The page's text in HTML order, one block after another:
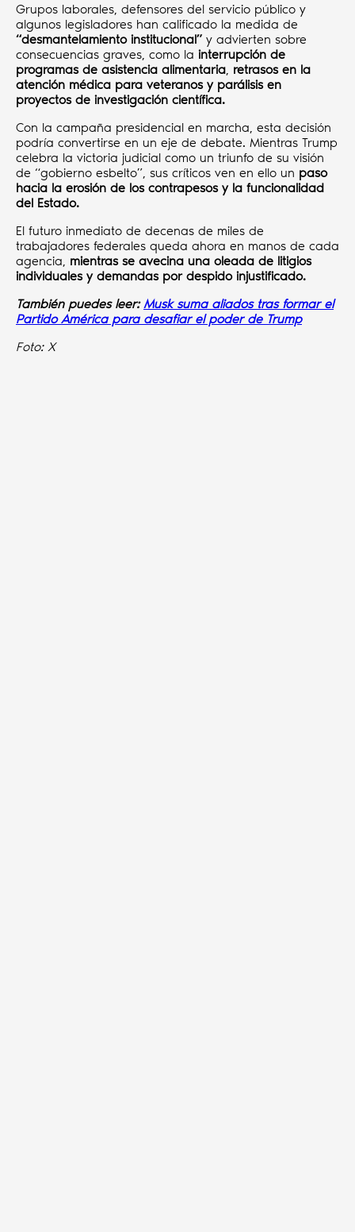
Grupos laborales, defensores del servicio público y
algunos legisladores han calificado la medida de
“desmantelamiento institucional” y advierten sobre
consecuencias graves, como la interrupción de
programas de asistencia alimentaria, retrasos en la
atención médica para veteranos y parálisis en
proyectos de investigación científica.
Con la campaña presidencial en marcha, esta decisión
podría convertirse en un eje de debate. Mientras Trump
celebra la victoria judicial como un triunfo de su visión
de “gobierno esbelto”, sus críticos ven en ello un paso
hacia la erosión de los contrapesos y la funcionalidad
del Estado.
El futuro inmediato de decenas de miles de
trabajadores federales queda ahora en manos de cada
agencia, mientras se avecina una oleada de litigios
individuales y demandas por despido injustificado.
También puedes leer:Musk suma aliados tras formar el
Partido América para desafiar el poder de Trump
Foto: X